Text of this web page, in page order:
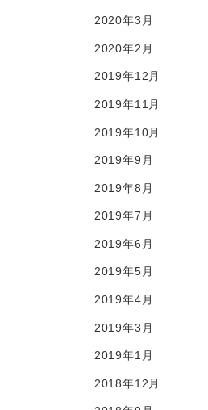
2020年3月
2020年2月
2019年12月
2019年11月
2019年10月
2019年9月
2019年8月
2019年7月
2019年6月
2019年5月
2019年4月
2019年3月
2019年1月
2018年12月